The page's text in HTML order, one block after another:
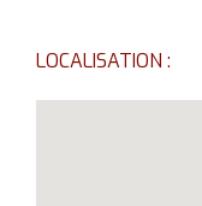
LOCALISATION :